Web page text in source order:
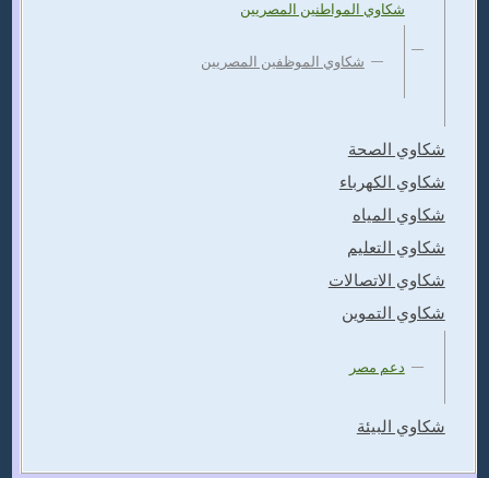
شكاوي المواطنين المصريين
شكاوي الموظفين المصريين
شكاوي الصحة
شكاوي الكهرباء
شكاوي المياه
شكاوي التعليم
شكاوي الاتصالات
شكاوي التموين
دعم مصر
شكاوي البيئة